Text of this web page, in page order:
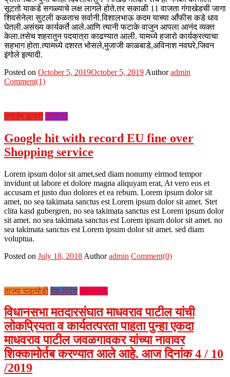
सूटतो याकडे सगळ्याचे लक्ष लागले होते.तर सकाळी 11 वाजता गंगाखेडची जागा
शिवसेनेला सुटली कळताच सर्वानी.विशालभाऊ कदम याच्या आँफीस कडे धाव
घेतली.असंख्य कार्यकर्ते आले.आणि त्यानी फटाके वाजुन आपला आनंद व्यक्त
केला.तसेच शहरातुन पदयात्रा काढण्यात आली. यामध्ये हजारो कार्यक्रत्याचा
सहभाग होता.त्यामध्ये दशरत भोसले,मुजाजी काळबाडे,अविनाश नवघरे,जिवन
इंगोले इत्यादी.
Posted on October 5, 2019October 5, 2019 Author admin
Comment(1)
क्राईम डायरी व्हिडीओ
Google hit with record EU fine over
Shopping service
Lorem ipsum dolor sit amet,sed diam nonumy eirmod tempor
invidunt ut labore et dolore magna aliquyam erat, At vero eos et
accusam et justo duo dolores et ea rebum. Lorem ipsum dolor sit
amet, no sea takimata sanctus est Lorem ipsum dolor sit amet. Stet
clita kasd gubergren, no sea takimata sanctus est Lorem ipsum dolor
sit amet. no sea takimata sanctus est Lorem ipsum dolor sit amet. no
sea takimata sanctus est Lorem ipsum dolor sit amet. sed diam
voluptua.
Posted on July 18, 2018 Author admin Comment(0)
ताज्या घडामोडी देश-विदेश राजकारण
विधानसभा मतदारसंघात माधवराव पाटील यांची
लोकप्रियता व कार्यतत्परता पाहता पुन्हा एकदा
माधवराव पाटील जवळगावकर यांच्या नावावर
शिक्कामोर्तब करण्यात आले आहे. आज दिनांक 4 / 10
/2019